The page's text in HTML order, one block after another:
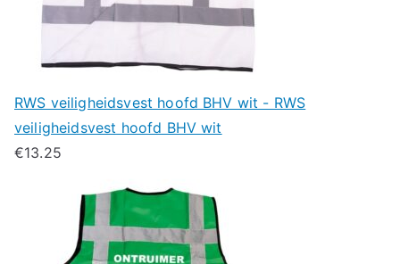
RWS veiligheidsvest hoofd BHV wit - RWS
veiligheidsvest hoofd BHV wit
€13.25